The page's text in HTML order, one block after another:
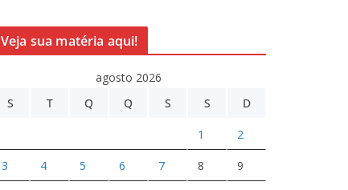
Veja sua matéria aqui!
agosto 2026
S
T Q Q S S D
1 2
3 4 5 6 7 8 9